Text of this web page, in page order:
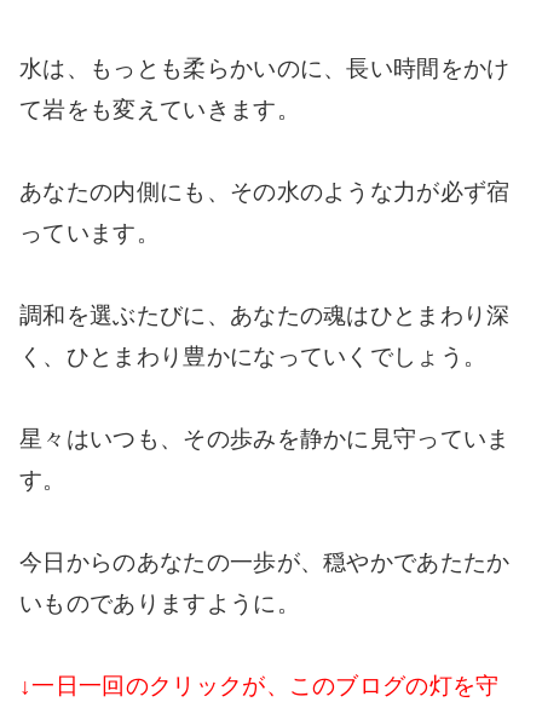
水は、もっとも柔らかいのに、長い時間をかけ
て岩をも変えていきます。
あなたの内側にも、その水のような力が必ず宿
っています。
調和を選ぶたびに、あなたの魂はひとまわり深
く、ひとまわり豊かになっていくでしょう。
星々はいつも、その歩みを静かに見守っていま
す。
今日からのあなたの一歩が、穏やかであたたか
いものでありますように。
↓一日一回のクリックが、このブログの灯を守